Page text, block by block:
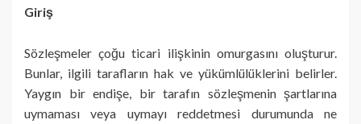
Giriş
Sözleşmeler çoğu ticari ilişkinin omurgasını oluşturur.
Bunlar, ilgili tarafların hak ve yükümlülüklerini belirler.
Yaygın bir endişe, bir tarafın sözleşmenin şartlarına
uymaması veya uymayı reddetmesi durumunda ne